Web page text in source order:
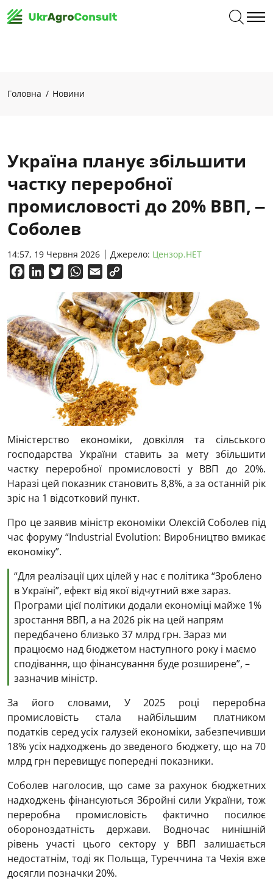
Головна Новини
Україна планує збільшити
частку переробної
промисловості до 20% ВВП, ‒
Соболев
14:57, 19 Червня 2026 Джерело: Цензор.НЕТ
FacebookLinkedInTwitterWhatsApp
Email
Міністерство економіки, довкілля та сільського
господарства України ставить за мету збільшити
частку переробної промисловості у ВВП до 20%.
Наразі цей показник становить 8,8%, а за останній рік
зріс на 1 відсотковий пункт.
Про це заявив міністр економіки Олексій Соболев під
час форуму “Industrial Evolution: Виробництво вмикає
економіку”.
“Для реалізації цих цілей у нас є політика “Зроблено
в Україні”, ефект від якої відчутний вже зараз.
Програми цієї політики додали економіці майже 1%
зростання ВВП, а на 2026 рік на цей напрям
передбачено близько 37 млрд грн. Зараз ми
працюємо над бюджетом наступного року і маємо
сподівання, що фінансування буде розширене”, –
зазначив міністр.
За його словами, У 2025 році переробна
промисловість стала найбільшим платником
податків серед усіх галузей економіки, забезпечивши
18% усіх надходжень до зведеного бюджету, що на 70
млрд грн перевищує попередні показники.
Соболев наголосив, що саме за рахунок бюджетних
надходжень фінансуються Збройні сили України, тож
переробна промисловість фактично посилює
обороноздатність держави. Водночас нинішній
рівень участі цього сектору у ВВП залишається
недостатнім, тоді як Польща, Туреччина та Чехія вже
досягли позначки 20%.